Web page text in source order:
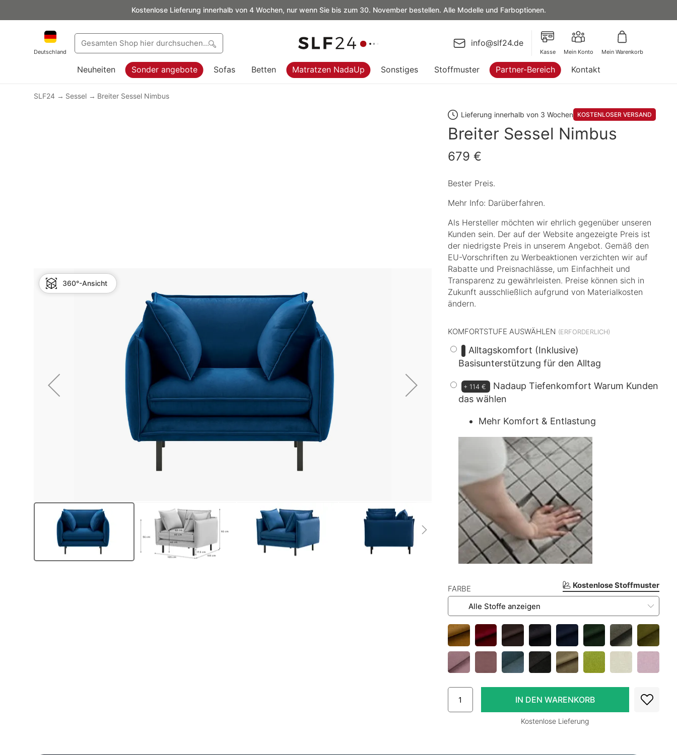
Kostenlose Lieferung innerhalb von 4 Wochen, nur wenn Sie bis zum 30. November bestellen. Alle Modelle und Farboptionen.
Deutschland
info@slf24.de
Kasse Mein Konto Mein Warenkorb
Neuheiten Sonder angebote Sofas Betten Matratzen NadaUp Sonstiges Stoffmuster Partner-Bereich Kontakt
SLF24 Sessel Breiter Sessel Nimbus
360°-Ansicht
Lieferung innerhalb von 3 Wochen KOSTENLOSER VERSAND
Breiter Sessel Nimbus
679 €
Bester Preis.
Mehr Info: Darüberfahren.
Als Hersteller möchten wir ehrlich gegenüber unseren
Kunden sein. Der auf der Website angezeigte Preis ist
der niedrigste Preis in unserem Angebot. Gemäß den
EU-Vorschriften zu Werbeaktionen verzichten wir auf
Rabatte und Preisnachlässe, um Einfachheit und
Transparenz zu gewährleisten. Preise können sich in
Zukunft ausschließlich aufgrund von Materialkosten
ändern.
Kostenlose Stoffmuster
FARBE
KOMFORTSTUFE AUSWÄHLEN
Alltagskomfort (Inklusive)
Basisunterstützung für den Alltag
+ 114 € Nadaup Tiefenkomfort Warum Kunden
das wählen
Mehr Komfort & Entlastung
Kostenlose Lieferung